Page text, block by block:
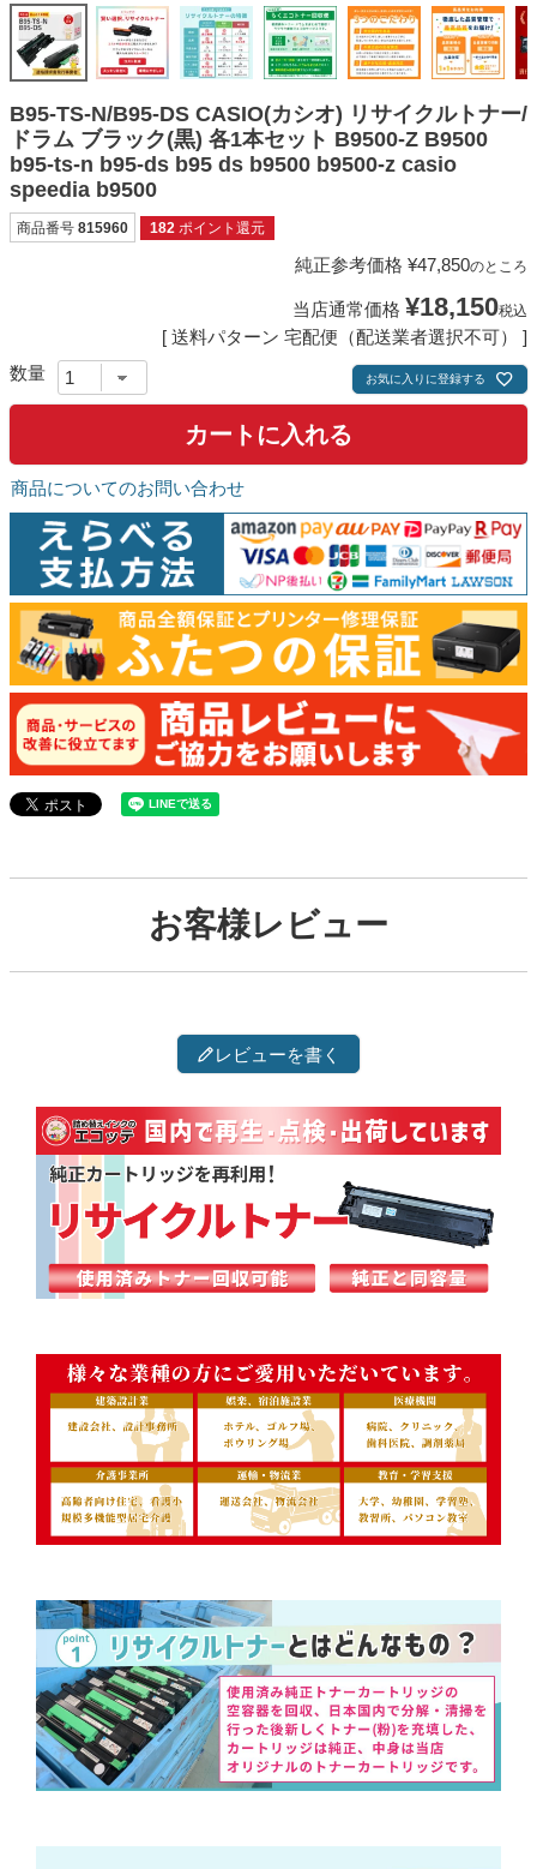
ご利用ガイド
よくある質問
お問い合わせ
会員専用商品
説明書ダウンロード
B95-TS-N/B95-DS CASIO(カシオ) リサイクルトナー/
ドラム ブラック(黒) 各1本セット B9500-Z B9500
b95-ts-n b95-ds b95 ds b9500 b9500-z casio
speedia b9500
商品番号 815960 182 ポイント還元
純正参考価格 ¥47,850のところ
当店通常価格 ¥18,150税込
送料パターン 宅配便（配送業者選択不可）
お気に入りに登録する
カートに入れる
商品についてのお問い合わせ
お客様レビュー
レビューを書く